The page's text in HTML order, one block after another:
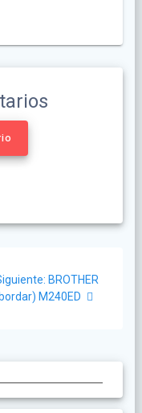
BROTHER
M240ED